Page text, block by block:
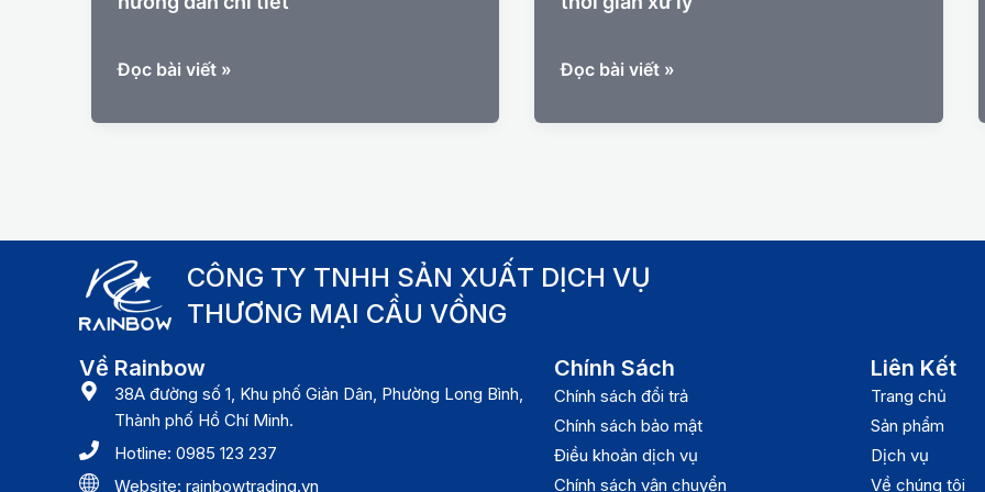
Ký
hàng
làm
gì?
hướng
dẫn
tiết
Đọc bài viết »
Ký
hàng
quy
định
và
xử
Đọc bài viết »
CÔNG TY TNHH SẢN XUẤT DỊCH VỤ
THƯƠNG MẠI CẦU VỒNG
Về Rainbow
38A đường số 1, Khu phố Giản Dân, Phường Long Bình,
Thành phố Hồ Chí Minh.
Hotline: 0985 123 237
Website: rainbowtrading.vn
Chính Sách
Chính sách đổi trả
Chính sách bảo mật
Điều khoản dịch vụ
Chính sách vận chuyển
Liên Kết
Trang chủ
Sản phẩm
Dịch vụ
Về chúng tôi